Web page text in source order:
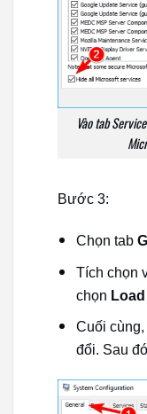
Vào tab
Bước 3:
Chọn tab
Tích chọn
chọn
Cuối cùng,
đổi. Sau